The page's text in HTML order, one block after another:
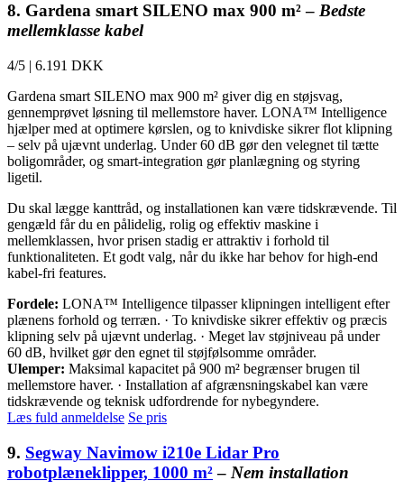
8. Gardena smart SILENO max 900 m² – Bedste
mellemklasse kabel
4/5 | 6.191 DKK
Gardena smart SILENO max 900 m² giver dig en støjsvag,
gennemprøvet løsning til mellemstore haver. LONA™ Intelligence
hjælper med at optimere kørslen, og to knivdiske sikrer flot klipning
– selv på ujævnt underlag. Under 60 dB gør den velegnet til tætte
boligområder, og smart-integration gør planlægning og styring
ligetil.
Du skal lægge kanttråd, og installationen kan være tidskrævende. Til
gengæld får du en pålidelig, rolig og effektiv maskine i
mellemklassen, hvor prisen stadig er attraktiv i forhold til
funktionaliteten. Et godt valg, når du ikke har behov for high-end
kabel-fri features.
Fordele: LONA™ Intelligence tilpasser klipningen intelligent efter
plænens forhold og terræn. · To knivdiske sikrer effektiv og præcis
klipning selv på ujævnt underlag. · Meget lav støjniveau på under
60 dB, hvilket gør den egnet til støjfølsomme områder.
Ulemper: Maksimal kapacitet på 900 m² begrænser brugen til
mellemstore haver. · Installation af afgrænsningskabel kan være
tidskrævende og teknisk udfordrende for nybegyndere.
Læs fuld anmeldelse Se pris
9. Segway Navimow i210e Lidar Pro
robotplæneklipper, 1000 m²– Nem installation